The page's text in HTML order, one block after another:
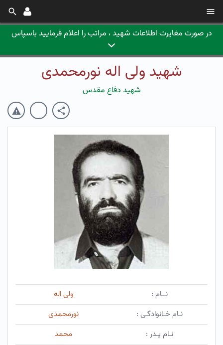
در صورت مغایرت اطلاعات شهید ، مراتب را اعلام فرمایید باسپاس
شهید ولی اله نورمحمدی
شهید دفاع مقدس
نــام :
ولی اله
نـام خـانوادگـی :
نورمحمدی
نـام پـدر :
محمد